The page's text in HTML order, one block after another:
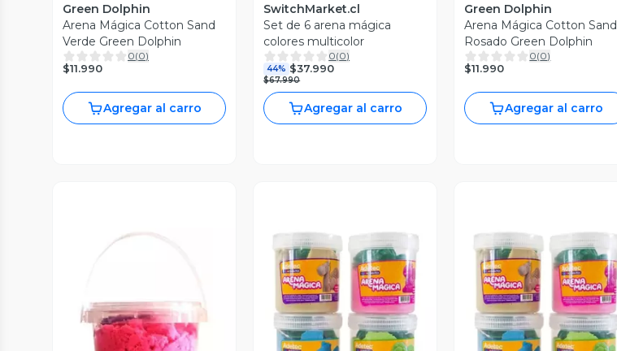
Green Dolphin
Arena Mágica Cotton Sand
Verde Green Dolphin
0(0)
$11.990
Agregar al carro
SwitchMarket.cl
Set de 6 arena mágica
colores multicolor
0(0)
44% $37.990
$67.990
Agregar al carro
Green Dolphin
Arena Mágica Cotton Sand
Rosado Green Dolphin
0(0)
$11.990
Agregar al carro
Vista Previa Vista Previa Vista Previa